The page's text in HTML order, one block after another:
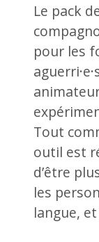
Le pack
pour les
Tout
outil est
d’être
les
langue,